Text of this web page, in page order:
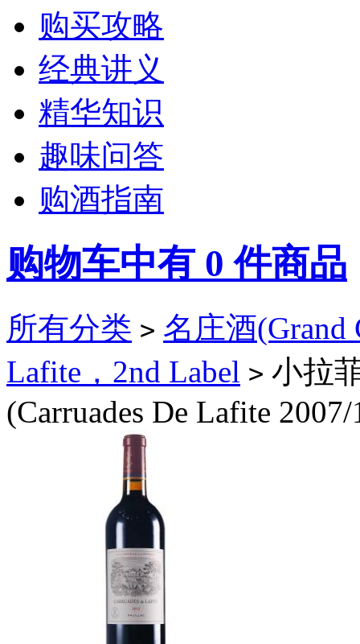
购买攻略
经典讲义
精华知识
趣味问答
购酒指南
购物车中有 0 件商品
所有分类 > 名庄酒(Grand
Lafite，2nd Label > 小拉
(Carruades De Lafite